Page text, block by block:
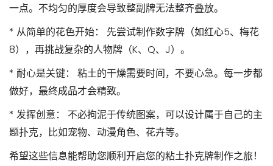
一点。不均匀的厚度会导致整副牌无法整齐叠放。
* 从简单的花色开始：
先尝试制作数字牌（如红心5、梅花
8），再挑战复杂的人物牌（K、Q、J）。
* 耐心是关键：
粘土的干燥需要时间，不要心急。每一步都
做好，最终成品才会精致。
* 发挥创意：
不必拘泥于传统图案，可以设计属于自己的主
题扑克，比如宠物、动漫角色、花卉等。
希望这些信息能帮助您顺利开启您的粘土扑克牌制作之旅！